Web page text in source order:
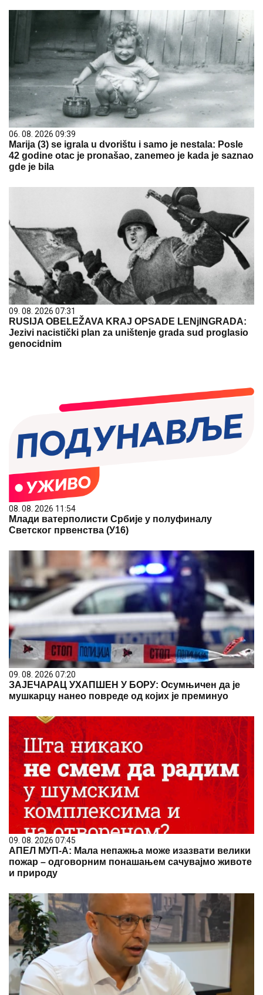
06. 08. 2026 09:39
Marija (3) se igrala u dvorištu i samo je nestala: Posle
42 godine otac je pronašao, zanemeo je kada je saznao
gde je bila
09. 08. 2026 07:31
RUSIJA OBELEŽAVA KRAJ OPSADE LENjINGRADA:
Jezivi nacistički plan za uništenje grada sud proglasio
genocidnim
08. 08. 2026 11:54
Млади ватерполисти Србије у полуфиналу
Светског првенства (У16)
09. 08. 2026 07:20
ЗАЈЕЧАРАЦ УХАПШЕН У БОРУ: Осумњичен да је
мушкарцу нанео повреде од којих је преминуо
09. 08. 2026 07:45
АПЕЛ МУП-А: Мала непажња може изазвати велики
пожар – одговорним понашањем сачувајмо животе
и природу